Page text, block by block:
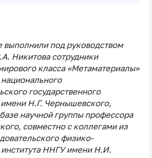
выполнили под руководством
Никитова сотрудники
класса «Метаматериалы»
государственного
имени Н.Г. Чернышевского,
научной группы профессора
совместно с коллегами из
физико-
института ННГУ имени Н.И.